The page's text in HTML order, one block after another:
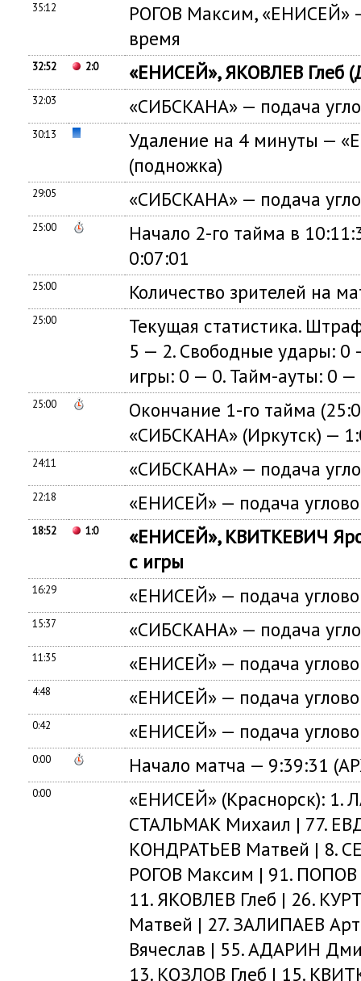
35:12
РОГОВ Максим, «ЕНИСЕЙ»
время
32:52 2:0 «ЕНИСЕЙ», ЯКОВЛЕВ Глеб
32:03 «СИБСКАНА» — подача
30:13
Удаление на 4 минуты —
(подножка)
29:05 «СИБСКАНА» — подача
25:00
Начало 2-го тайма в
0:07:01
25:00 Количество зрителей на
25:00
Текущая статистика.
5 — 2. Свободные удары: 0
игры: 0 — 0. Тайм-ауты: 0 —
25:00
Окончание 1-го тайма
«СИБСКАНА» (Иркутск) —
24:11 «СИБСКАНА» — подача
22:18 «ЕНИСЕЙ» — подача
18:52 1:0
«ЕНИСЕЙ», КВИТКЕВИЧ
с игры
16:29 «ЕНИСЕЙ» — подача
15:37 «СИБСКАНА» — подача
11:35 «ЕНИСЕЙ» — подача
4:48 «ЕНИСЕЙ» — подача
0:42 «ЕНИСЕЙ» — подача
0:00 Начало матча — 9:39:31
0:00
«ЕНИСЕЙ» (Краснорск): 1.
СТАЛЬМАК Михаил | 77.
КОНДРАТЬЕВ Матвей | 8.
РОГОВ Максим | 91.
11. ЯКОВЛЕВ Глеб | 26.
Матвей | 27. ЗАЛИПАЕВ
Вячеслав | 55. АДАРИН
13. КОЗЛОВ Глеб | 15.